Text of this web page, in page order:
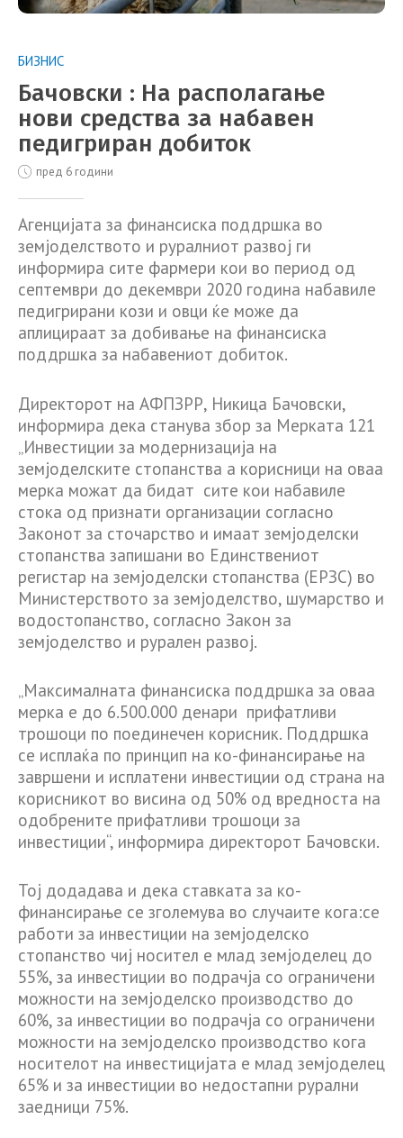
БИЗНИС
Бачовски : На располагање
нови средства за набавен
педигриран добиток
пред 6 години
Агенцијата за финансиска поддршка во
земјоделството и руралниот развој ги
информира сите фармери кои во период од
септември до декември 2020 година набавиле
педигрирани кози и овци ќе може да
аплицираат за добивање на финансиска
поддршка за набавениот добиток.
Директорот на АФПЗРР, Никица Бачовски,
информира дека станува збор за Мерката 121
„Инвестиции за модернизација на
земјоделските стопанства а корисници на оваа
мерка можат да бидат сите кои набавиле
стока од признати организации согласно
Законот за сточарство и имаат земјоделски
стопанства запишани во Единствениот
регистар на земјоделски стопанства (ЕРЗС) во
Министерството за земјоделство, шумарство и
водостопанство, согласно Закон за
земјоделство и рурален развој.
„Максималната финансиска поддршка за оваа
мерка е до 6.500.000 денари прифатливи
трошоци по поединечен корисник. Поддршка
се исплаќа по принцип на ко-финансирање на
завршени и исплатени инвестиции од страна на
корисникот во висина од 50% од вредноста на
одобрените прифатливи трошоци за
инвестиции“, информира директорот Бачовски.
Toj додадава и дека ставката за ко-
финансирање се зголемува во случаите кога:се
работи за инвестиции на земјоделско
стопанство чиј носител е млад земјоделец до
55%, за инвестиции во подрачја со ограничени
можности на земјоделско производство до
60%, за инвестиции во подрачја со ограничени
можности на земјоделско производство кога
носителот на инвестицијата е млад земјоделец
65% и за инвестиции во недостапни рурални
заедници 75%.